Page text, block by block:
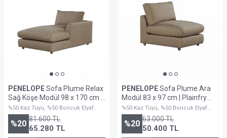
PENELOPESofa Plume Relax
Sağ Köşe Modül 98 x 170 cm |
Plainfry Kumaş - Kahve Keten
%50 Kaz Tüyü, %50 Boncuk Elyaf
Dolguludur
%20 81.600TL
65.280 TL
PENELOPESofa Plume Ara
Modül 83 x 97 cm | Plainfry
Kumaş - Kahve Keten
%50 Kaz Tüyü, %50 Boncuk Elyaf
Dolguludur
%20 63.000TL
50.400 TL